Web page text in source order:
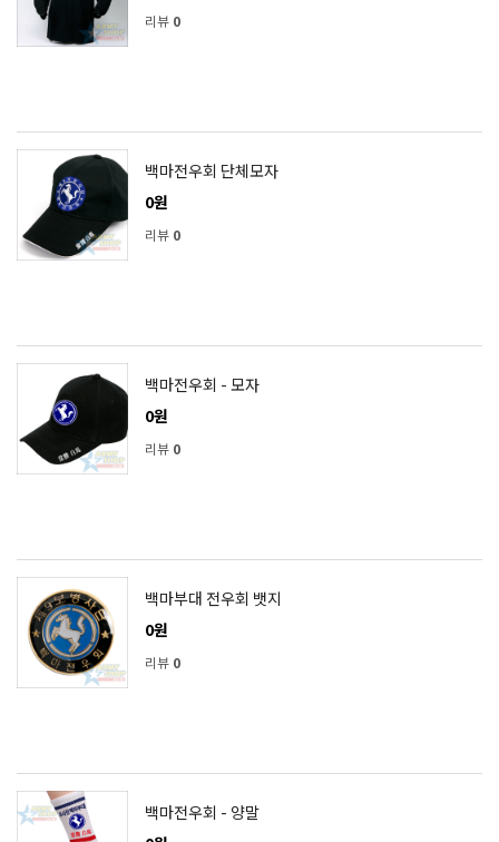
리뷰 0
백마전우회 단체모자
0원
리뷰 0
백마전우회 - 모자
0원
리뷰 0
백마부대 전우회 뱃지
0원
리뷰 0
백마전우회 - 양말